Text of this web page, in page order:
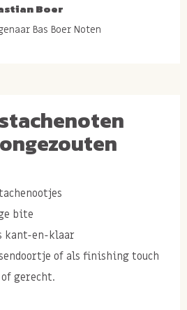
Boer
Bas Boer Noten
bite
kant-en-klaar
of als finishing touch
gerecht.